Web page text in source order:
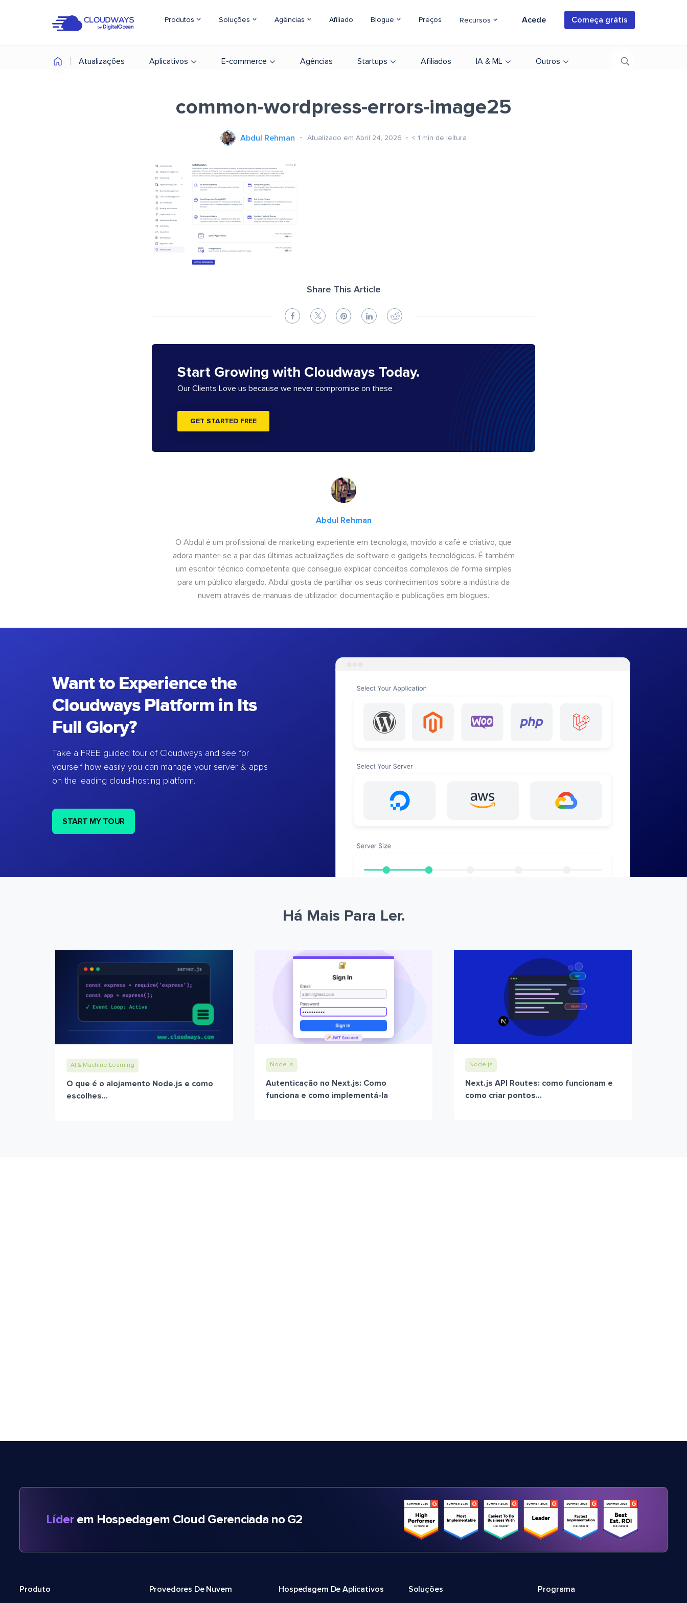
Produtos Soluções Agências Afiliado Blogue Preços Recursos Acede Começa grátis
Atualizações Aplicativos E-commerce Agências Startups Afiliados IA & ML Outros
common-wordpress-errors-image25
Abdul Rehman Atualizado em Abril 24, 2026 < 1 min de leitura
Share This Article
Start Growing with Cloudways Today.
Our Clients Love us because we never compromise on these
GET STARTED FREE
Abdul Rehman
O Abdul é um profissional de marketing experiente em tecnologia, movido a café e criativo, que
adora manter-se a par das últimas actualizações de software e gadgets tecnológicos. É também
um escritor técnico competente que consegue explicar conceitos complexos de forma simples
para um público alargado. Abdul gosta de partilhar os seus conhecimentos sobre a indústria da
nuvem através de manuais de utilizador, documentação e publicações em blogues.
Want to Experience the
Cloudways Platform in Its
Full Glory?
Take a FREE guided tour of Cloudways and see for
yourself how easily you can manage your server & apps
on the leading cloud-hosting platform.
START MY TOUR
Há Mais Para Ler.
AI & Machine Learning
O que é o alojamento Node.js e como
escolhes...
Node.js
Autenticação no Next.js: Como
funciona e como implementá-la
Node.js
Next.js API Routes: como funcionam e
como criar pontos...
Líder em Hospedagem Cloud Gerenciada no G2
Produto Provedores De Nuvem Hospedagem De Aplicativos Soluções Programa